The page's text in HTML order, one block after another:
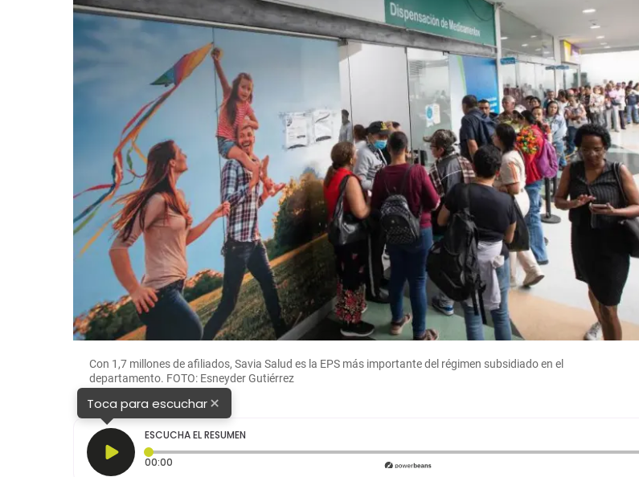
Con 1,7 millones de afiliados, Savia Salud es la EPS más importante del régimen subsidiado en el
departamento. FOTO: Esneyder Gutiérrez
Toca para escuchar×
ESCUCHA EL RESUMEN
00:00